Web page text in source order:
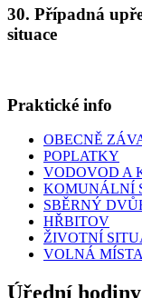
30. Případná
situace
Praktické info
OBECNĚ
POPLATKY
VODOVOD A
KOMUNÁLNÍ
SBĚRNÝ
HŘBITOV
ŽIVOTNÍ
VOLNÁ
Úřední hodiny